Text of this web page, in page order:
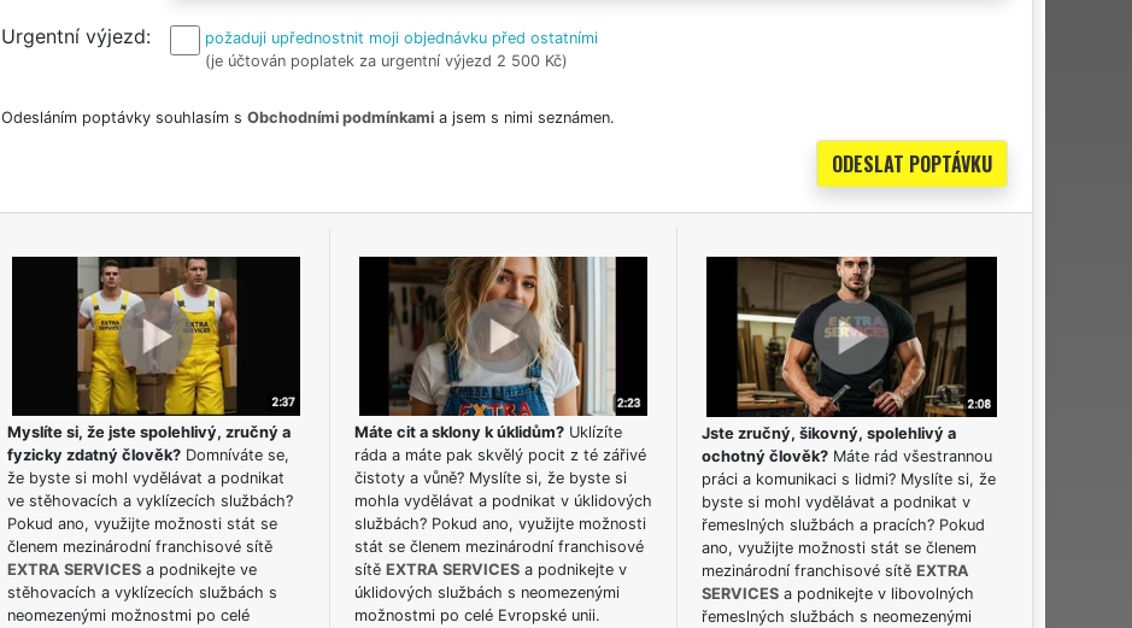
Urgentní výjezd
požaduji upřednostnit moji objednávku před ostatními
(je účtován poplatek za urgentní výjezd 2 500 Kč)
Odesláním poptávky souhlasím s Obchodními podmínkamia jsem s nimi seznámen.
Myslíte si, že jste spolehlivý, zručný a
fyzicky zdatný člověk?Domníváte se,
že byste si mohl vydělávat a podnikat
ve stěhovacích a vyklízecích službách?
Pokud ano, využijte možnosti stát se
členem mezinárodní franchisové sítě
EXTRA SERVICESa podnikejte ve
stěhovacích a vyklízecích službách s
neomezenými možnostmi po celé
Máte cit a sklony k úklidům?Uklízíte
ráda a máte pak skvělý pocit z té zářivé
čistoty a vůně? Myslíte si, že byste si
mohla vydělávat a podnikat v úklidových
službách? Pokud ano, využijte možnosti
stát se členem mezinárodní franchisové
sítě EXTRA SERVICESa podnikejte v
úklidových službách s neomezenými
možnostmi po celé Evropské unii.
Jste zručný, šikovný, spolehlivý a
ochotný člověk? Máte rád všestrannou
práci a komunikaci s lidmi? Myslíte si, že
byste si mohl vydělávat a podnikat v
řemeslných službách a pracích? Pokud
ano, využijte možnosti stát se členem
mezinárodní franchisové sítě EXTRA
SERVICES a podnikejte v libovolných
řemeslných službách s neomezenými